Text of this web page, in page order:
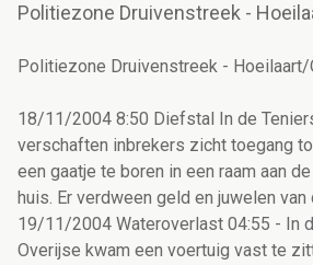
Politiezone Druivenstreek -
Politiezone Druivenstreek - Hoeilaart/
18/11/2004 8:50 Diefstal In de
verschaften inbrekers zicht toegang
een gaatje te boren in een raam aan
huis. Er verdween geld en juwelen
19/11/2004 Wateroverlast 04:55 - In
Overijse kwam een voertuig vast te